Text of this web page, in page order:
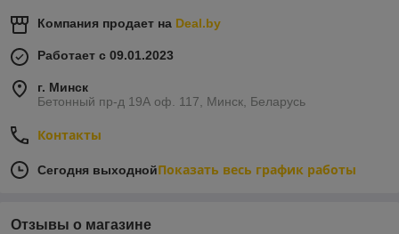
Компания продает на Deal.by
Работает с 09.01.2023
г. Минск
Бетонный пр-д 19А оф. 117, Минск, Беларусь
Контакты
Сегодня выходнойПоказать весь график работы
Отзывы о магазине